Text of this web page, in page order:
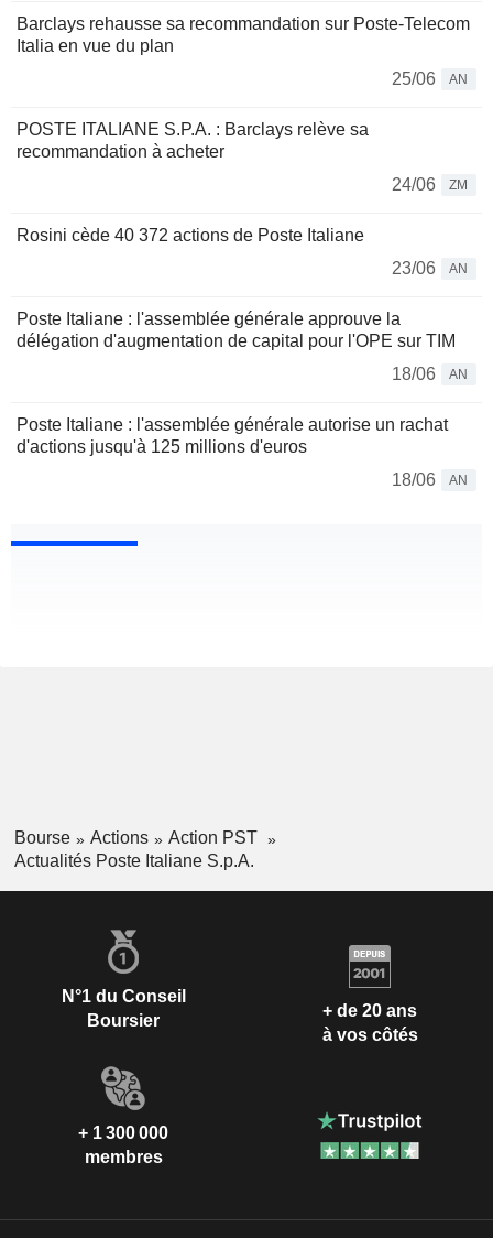
Barclays rehausse sa recommandation sur Poste-Telecom
Italia en vue du plan
25/06
AN
POSTE ITALIANE S.P.A. : Barclays relève sa
recommandation à acheter
24/06
ZM
Rosini cède 40 372 actions de Poste Italiane
23/06
AN
Poste Italiane : l'assemblée générale approuve la
délégation d'augmentation de capital pour l'OPE sur TIM
18/06
AN
Poste Italiane : l'assemblée générale autorise un rachat
d'actions jusqu'à 125 millions d'euros
18/06
AN
Bourse Actions
Action PST
Actualités Poste Italiane S.p.A.
N°1 du Conseil
Boursier
+ de 20 ans
à vos côtés
+ 1 300 000
membres